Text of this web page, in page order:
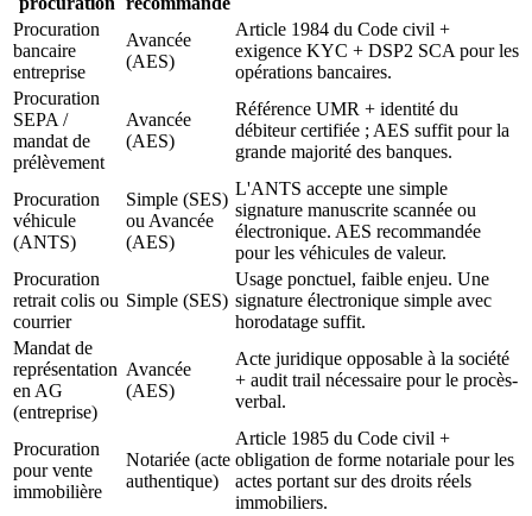
Procuration
bancaire
entreprise
Avancée
(AES)
Article 1984 du Code civil +
exigence KYC + DSP2 SCA pour les
opérations bancaires.
Procuration
SEPA /
mandat de
prélèvement
Avancée
(AES)
Référence UMR + identité du
débiteur certifiée ; AES suffit pour la
grande majorité des banques.
Procuration
véhicule
(ANTS)
Simple (SES)
ou Avancée
(AES)
L'ANTS accepte une simple
signature manuscrite scannée ou
électronique. AES recommandée
pour les véhicules de valeur.
Procuration
retrait colis ou
courrier
Simple (SES)
Usage ponctuel, faible enjeu. Une
signature électronique simple avec
horodatage suffit.
Mandat de
représentation
en AG
(entreprise)
Avancée
(AES)
Acte juridique opposable à la société
+ audit trail nécessaire pour le procès-
verbal.
Procuration
pour vente
immobilière
Notariée (acte
authentique)
Article 1985 du Code civil +
obligation de forme notariale pour les
actes portant sur des droits réels
immobiliers.